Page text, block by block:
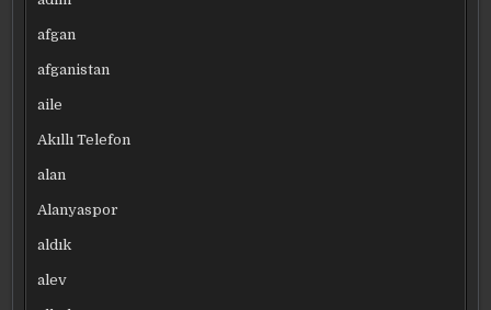
afgan
afganistan
aile
Akıllı Telefon
alan
Alanyaspor
aldık
alev